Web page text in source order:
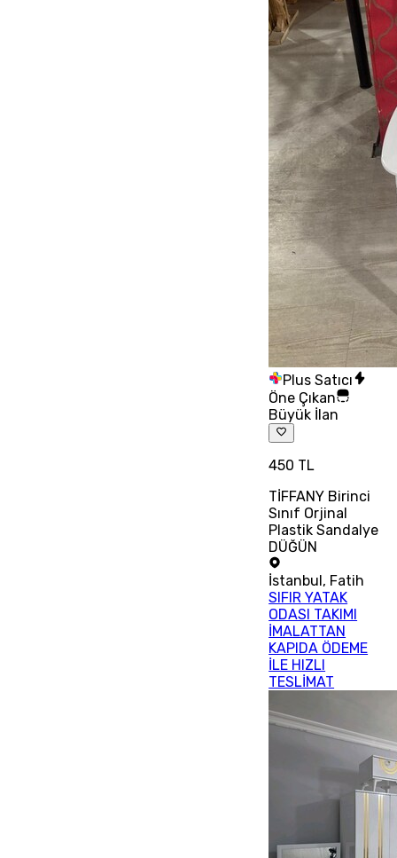
Plus Satıcı
Öne Çıkan
Büyük İlan
450 TL
TİFFANY Birinci
Sınıf Orjinal
Plastik Sandalye
DÜĞÜN
İstanbul , Fatih
SIFIR YATAK
ODASI TAKIMI
İMALATTAN
KAPIDA ÖDEME
İLE HIZLI
TESLİMAT